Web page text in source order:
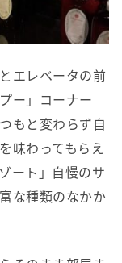
エレベータの前
ー」コーナー
もと変わらず自
味わってもらえ
ート」自慢のサ
な種類のなかか